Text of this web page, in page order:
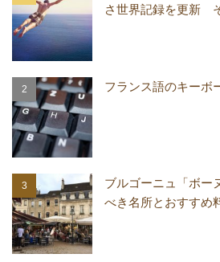
さ世界記録を更新
フランス語のキーボ
ブルゴーニュ「ボー
べき名所とおすすめ